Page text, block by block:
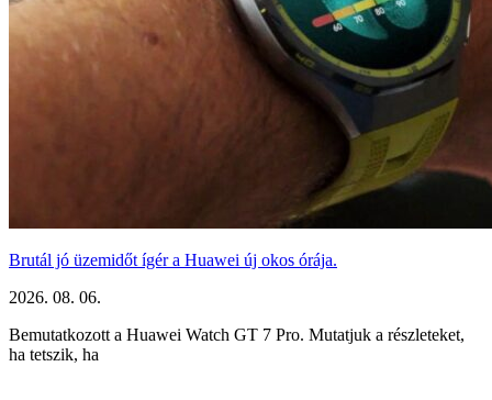
Brutál jó üzemidőt ígér a Huawei új okos órája.
2026. 08. 06.
Bemutatkozott a Huawei Watch GT 7 Pro. Mutatjuk a részleteket,
ha tetszik, ha